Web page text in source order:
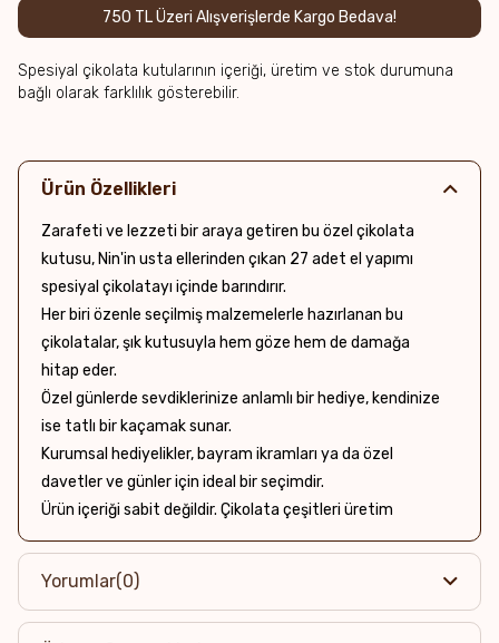
750 TL Üzeri Alışverişlerde Kargo Bedava!
Spesiyal çikolata kutularının içeriği, üretim ve stok durumuna
bağlı olarak farklılık gösterebilir.
Ürün Özellikleri
Zarafeti ve lezzeti bir araya getiren bu özel çikolata
kutusu, Nin'in usta ellerinden çıkan 27 adet el yapımı
spesiyal çikolatayı içinde barındırır.
Her biri özenle seçilmiş malzemelerle hazırlanan bu
çikolatalar, şık kutusuyla hem göze hem de damağa
hitap eder.
Özel günlerde sevdiklerinize anlamlı bir hediye, kendinize
ise tatlı bir kaçamak sunar.
Kurumsal hediyelikler, bayram ikramları ya da özel
davetler ve günler için ideal bir seçimdir.
Ürün içeriği sabit değildir. Çikolata çeşitleri üretim
durumuna göre değişebilir.
Yorumlar(0)